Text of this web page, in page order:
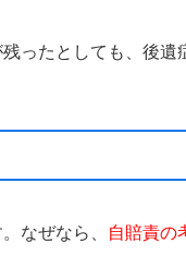
ったとしても、後遺
なぜなら、 自賠責の